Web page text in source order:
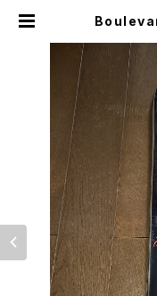
Boulevard スケートボー